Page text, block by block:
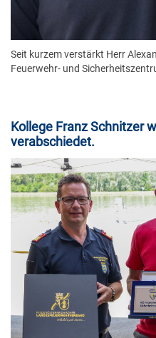
Seit kurzem verstärkt Herr
Feuerwehr- und
Kollege Franz Schnitzer
verabschiedet.